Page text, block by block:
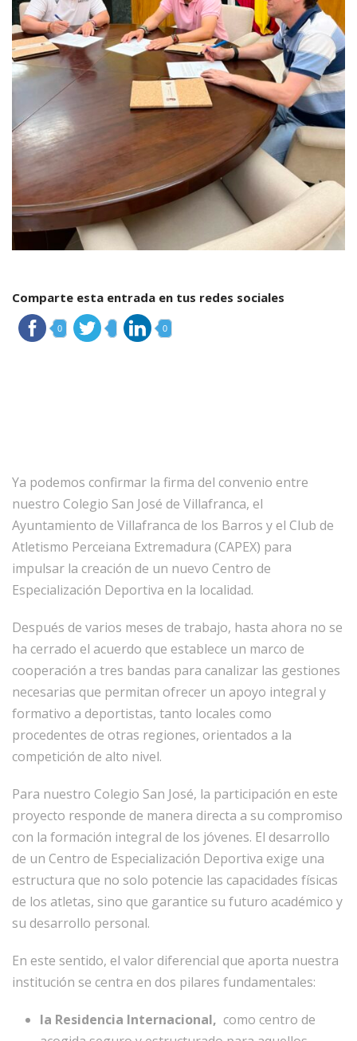
Comparte esta entrada en tus redes sociales
0 0
Ya podemos confirmar la firma del convenio entre
nuestro Colegio San José de Villafranca, el
Ayuntamiento de Villafranca de los Barros y el Club de
Atletismo Perceiana Extremadura (CAPEX) para
impulsar la creación de un nuevo Centro de
Especialización Deportiva en la localidad.
Después de varios meses de trabajo, hasta ahora no se
ha cerrado el acuerdo que establece un marco de
cooperación a tres bandas para canalizar las gestiones
necesarias que permitan ofrecer un apoyo integral y
formativo a deportistas, tanto locales como
procedentes de otras regiones, orientados a la
competición de alto nivel.
Para nuestro Colegio San José, la participación en este
proyecto responde de manera directa a su compromiso
con la formación integral de los jóvenes. El desarrollo
de un Centro de Especialización Deportiva exige una
estructura que no solo potencie las capacidades físicas
de los atletas, sino que garantice su futuro académico y
su desarrollo personal.
En este sentido, el valor diferencial que aporta nuestra
institución se centra en dos pilares fundamentales:
la Residencia Internacional, como centro de